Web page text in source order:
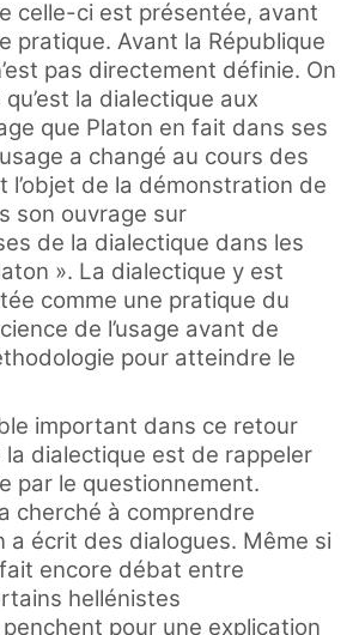
celle-ci est présentée, avant
pratique. Avant la République
pas directement définie. On
la dialectique aux
que Platon en fait dans ses
a changé au cours des
l’objet de la démonstration de
son ouvrage sur
de la dialectique dans les
». La dialectique y est
comme une pratique du
de l’usage avant de
pour atteindre le
important dans ce retour
la dialectique est de rappeler
par le questionnement.
cherché à comprendre
a écrit des dialogues. Même si
encore débat entre
hellénistes
pour une explication